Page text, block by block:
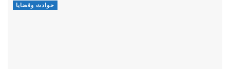
حوادث وقضايا